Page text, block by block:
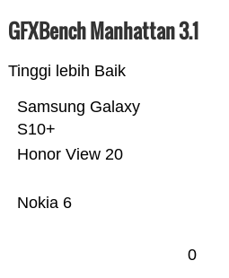
GFXBench Manhattan 3.1
Tinggi lebih Baik
Nokia 6
Honor View 20
Samsung Galaxy
S10+
0